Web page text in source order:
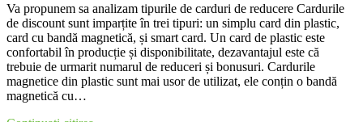
Va propunem sa analizam tipurile de carduri de reducere Cardurile
de discount sunt imparțite în trei tipuri: un simplu card din plastic,
card cu bandă magnetică, și smart card. Un card de plastic este
confortabil în producție și disponibilitate, dezavantajul este că
trebuie de urmarit numarul de reduceri și bonusuri. Cardurile
magnetice din plastic sunt mai usor de utilizat, ele conțin o bandă
magnetică cu…